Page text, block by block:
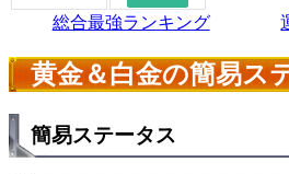
総合最強ランキング
黄金＆白金の簡易ス
簡易ステータス